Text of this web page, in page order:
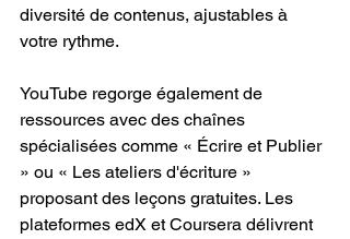
diversité de contenus, ajustables à
votre rythme.
YouTube regorge également de
ressources avec des chaînes
spécialisées comme « Écrire et Publier
» ou « Les ateliers d'écriture »
proposant des leçons gratuites. Les
plateformes edX et Coursera délivrent